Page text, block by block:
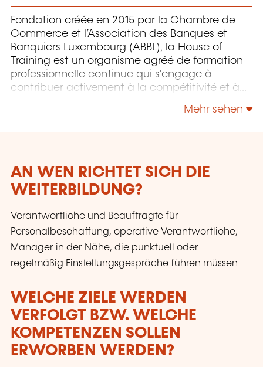
Fondation créée en 2015 par la Chambre de
Commerce et l’Association des Banques et
Banquiers Luxembourg (ABBL), la House of
Training est un organisme agréé de formation
professionnelle continue qui s'engage à
contribuer activement à la compétitivité et à
les compétences de ceux qui font vivre son
Mehr sehen
AN WEN RICHTET SICH DIE
WEITERBILDUNG?
Verantwortliche und Beauftragte für
Personalbeschaffung, operative Verantwortliche,
Manager in der Nähe, die punktuell oder
regelmäßig Einstellungsgespräche führen müssen
WELCHE ZIELE WERDEN
VERFOLGT BZW. WELCHE
KOMPETENZEN SOLLEN
ERWORBEN WERDEN?